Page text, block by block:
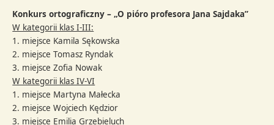
Konkurs ortograficzny – „O pióro profesora Jana Sajdaka”
W kategorii klas I-III:
1. miejsce Kamila Sękowska
2. miejsce Tomasz Ryndak
3. miejsce Zofia Nowak
W kategorii klas IV-VI
1. miejsce Martyna Małecka
2. miejsce Wojciech Kędzior
3. miejsce Emilia Grzebieluch